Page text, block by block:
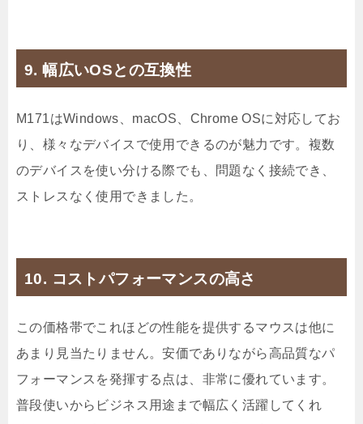
9. 幅広いOSとの互換性
M171はWindows、macOS、Chrome OSに対応してお
り、様々なデバイスで使用できるのが魅力です。複数
のデバイスを使い分ける際でも、問題なく接続でき、
ストレスなく使用できました。
10. コストパフォーマンスの高さ
この価格帯でこれほどの性能を提供するマウスは他に
あまり見当たりません。安価でありながら高品質なパ
フォーマンスを発揮する点は、非常に優れています。
普段使いからビジネス用途まで幅広く活躍してくれ